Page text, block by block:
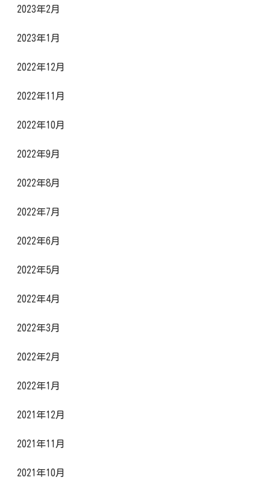
2023年2月
2023年1月
2022年12月
2022年11月
2022年10月
2022年9月
2022年8月
2022年7月
2022年6月
2022年5月
2022年4月
2022年3月
2022年2月
2022年1月
2021年12月
2021年11月
2021年10月